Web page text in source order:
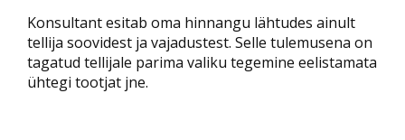
Konsultant esitab oma hinnangu lähtudes ainult
tellija soovidest ja vajadustest. Selle tulemusena on
tagatud tellijale parima valiku tegemine eelistamata
ühtegi tootjat jne.